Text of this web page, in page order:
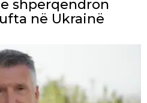
shpërqendron
në Ukrainë